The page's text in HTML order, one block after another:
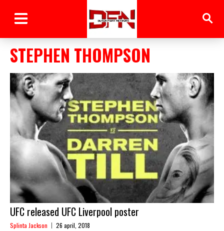
STEPHEN THOMPSON
UFC released UFC Liverpool poster
Splinta Jackson 26 april, 2018